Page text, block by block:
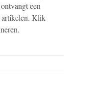
een
artikelen. Klik